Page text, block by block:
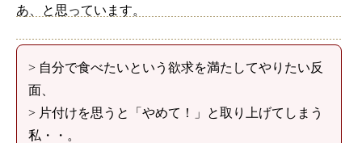
あ、と思っています。
> 自分で食べたいという欲求を満たしてやりたい反
面、
> 片付けを思うと「やめて！」と取り上げてしまう
私・・。